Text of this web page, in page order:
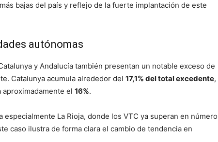
bajas del país y reflejo de la fuerte implantación de este
autónomas
y Andalucía también presentan un notable exceso de
Catalunya acumula alrededor del 17,1% del total excedente,
el 16%.
La Rioja, donde los VTC ya superan en número
caso ilustra de forma clara el cambio de tendencia en